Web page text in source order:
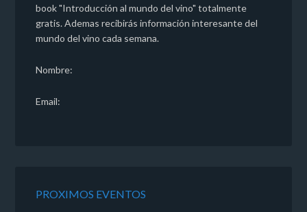
book "Introducción al mundo del vino" totalmente
gratis. Ademas recibirás información interesante del
mundo del vino cada semana.
Nombre:
Email:
PROXIMOS EVENTOS